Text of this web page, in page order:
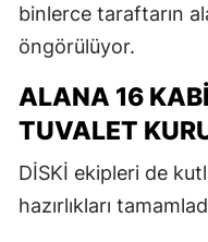
binlerce taraftarın
öngörülüyor.
ALANA 16
TUVALET
DİSKİ ekipleri de
hazırlıkları